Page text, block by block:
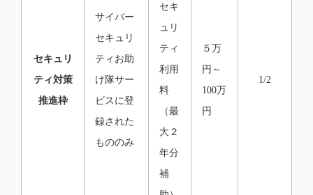
セキュリ
ティ対策
推進枠
サイバー
セキュリ
ティお助
け隊サー
ビスに登
録された
もののみ
セキ
ュリ
ティ
利用
料
（最
大２
年分
補
５万
円～
100万
円
1/2